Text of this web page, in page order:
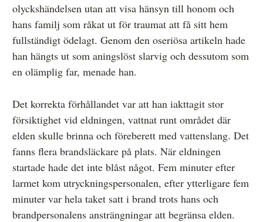
olyckshändelsen utan att visa hänsyn till honom och
hans familj som råkat ut för traumat att få sitt hem
fullständigt ödelagt. Genom den oseriösa artikeln hade
han hängts ut som aningslöst slarvig och dessutom som
en olämplig far, menade han.
Det korrekta förhållandet var att han iakttagit stor
försiktighet vid eldningen, vattnat runt området där
elden skulle brinna och föreberett med vattenslang. Det
fanns flera brandsläckare på plats. När eldningen
startade hade det inte blåst något. Fem minuter efter
larmet kom utryckningspersonalen, efter ytterligare fem
minuter var hela taket satt i brand trots hans och
brandpersonalens ansträngningar att begränsa elden.